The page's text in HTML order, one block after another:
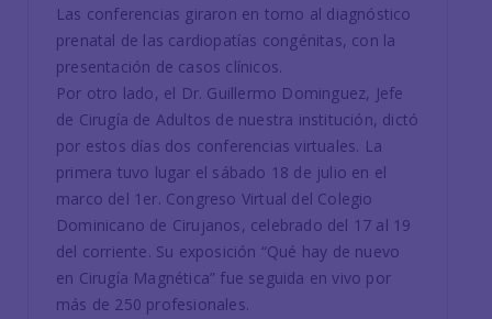
Las conferencias giraron en torno al diagnóstico
prenatal de las cardiopatías congénitas, con la
presentación de casos clínicos.
Por otro lado, el Dr. Guillermo Dominguez, Jefe
de Cirugía de Adultos de nuestra institución, dictó
por estos días dos conferencias virtuales. La
primera tuvo lugar el sábado 18 de julio en el
marco del 1er. Congreso Virtual del Colegio
Dominicano de Cirujanos, celebrado del 17 al 19
del corriente. Su exposición “Qué hay de nuevo
en Cirugía Magnética” fue seguida en vivo por
más de 250 profesionales.